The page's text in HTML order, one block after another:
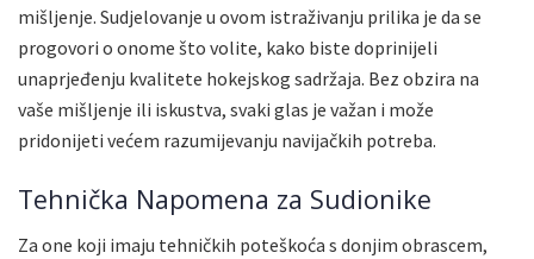
mišljenje. Sudjelovanje u ovom istraživanju prilika je da se
progovori o onome što volite, kako biste doprinijeli
unaprjeđenju kvalitete hokejskog sadržaja. Bez obzira na
vaše mišljenje ili iskustva, svaki glas je važan i može
pridonijeti većem razumijevanju navijačkih potreba.
Tehnička Napomena za Sudionike
Za one koji imaju tehničkih poteškoća s donjim obrascem,